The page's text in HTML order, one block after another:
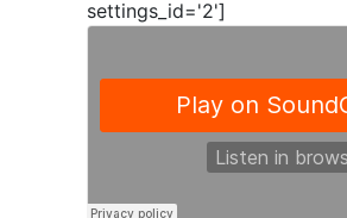
settings_id='2']